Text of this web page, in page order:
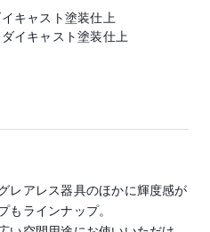
キャスト塗装仕上
ダイキャスト塗装仕上
レアレス器具のほかに輝度感が
もラインナップ。